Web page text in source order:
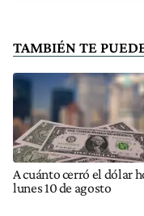
TAMBIÉN TE
A cuánto cerró el dólar
lunes 10 de agosto